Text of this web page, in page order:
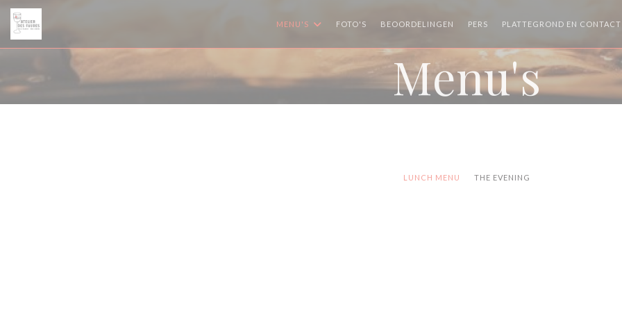
Cookies beheer paneel
MENU'S FOTO'S BEOORDELINGEN PERS PLATTEGROND EN CONTACT
Menu's
LUNCH MENU THE EVENING